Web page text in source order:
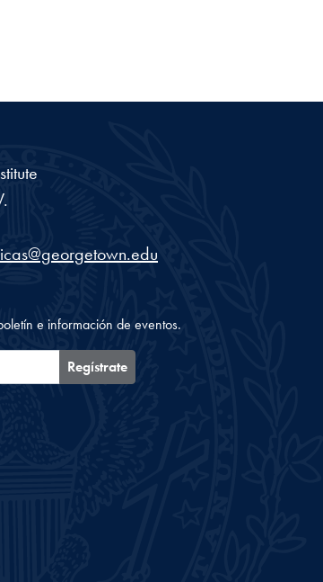
e información de eventos.
Regístrate